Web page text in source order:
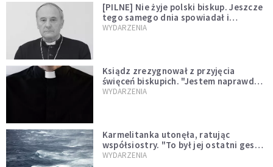
[PILNE] Nie żyje polski biskup. Jeszcze
tego samego dnia spowiadał i
sprawował Mszę świętą
WYDARZENIA
Ksiądz zrezygnował z przyjęcia
święceń biskupich. "Jestem naprawdę
niegodny"
WYDARZENIA
Karmelitanka utonęła, ratując
współsiostry. "To był jej ostatni gest
miłości"
WYDARZENIA